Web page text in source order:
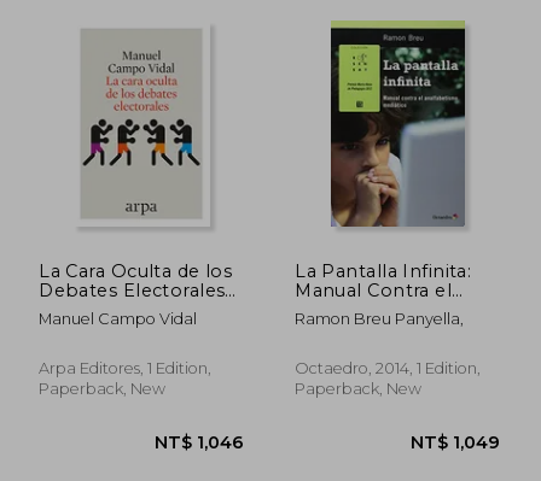
La Cara Oculta de los
Debates Electorales
(in Spanish)
Manuel Campo Vidal
Arpa Editores, 1 Edition,
Paperback, New
La Pantalla Infinita:
Manual Contra el
Analfabetismo
Mediático (in Spanish)
Ramon Breu Panyella,
Octaedro, 2014, 1 Edition,
Paperback, New